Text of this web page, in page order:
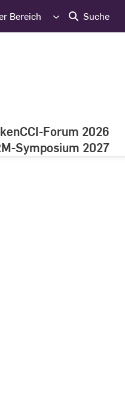
Bereich Suche
CCI-Forum 2026
Symposium 2027